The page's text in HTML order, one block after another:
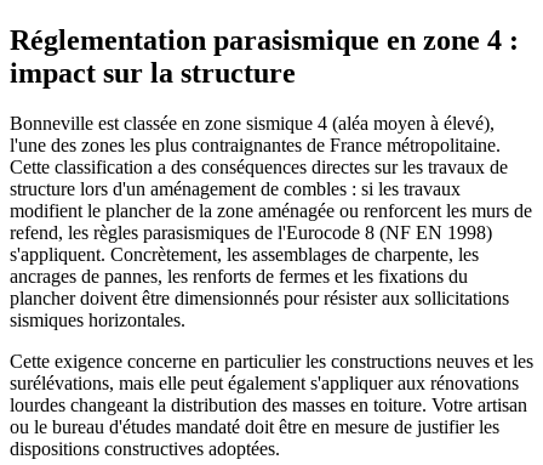
Réglementation parasismique en zone 4 :
impact sur la structure
Bonneville est classée en zone sismique 4 (aléa moyen à élevé),
l'une des zones les plus contraignantes de France métropolitaine.
Cette classification a des conséquences directes sur les travaux de
structure lors d'un aménagement de combles : si les travaux
modifient le plancher de la zone aménagée ou renforcent les murs de
refend, les règles parasismiques de l'Eurocode 8 (NF EN 1998)
s'appliquent. Concrètement, les assemblages de charpente, les
ancrages de pannes, les renforts de fermes et les fixations du
plancher doivent être dimensionnés pour résister aux sollicitations
sismiques horizontales.
Cette exigence concerne en particulier les constructions neuves et les
surélévations, mais elle peut également s'appliquer aux rénovations
lourdes changeant la distribution des masses en toiture. Votre artisan
ou le bureau d'études mandaté doit être en mesure de justifier les
dispositions constructives adoptées.